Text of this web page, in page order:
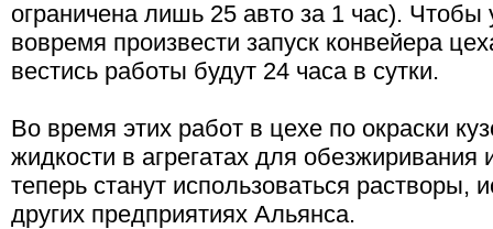
ограничена лишь 25 авто за 1 час). Чтобы
вовремя произвести запуск конвейера
вестись работы будут 24 часа в сутки.
Во время этих работ в цехе по окраски
жидкости в агрегатах для
теперь станут использоваться
других предприятиях Альянса.